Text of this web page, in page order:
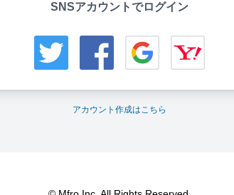
SNSアカウントでログイン
アカウント作成はこちら